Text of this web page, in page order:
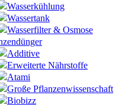
Wasserkühlung
Wassertank
Wasserfilter & Osmose
Additive
Erweiterte Nährstoffe
Atami
Große Pflanzenwissenschaft
Biobizz